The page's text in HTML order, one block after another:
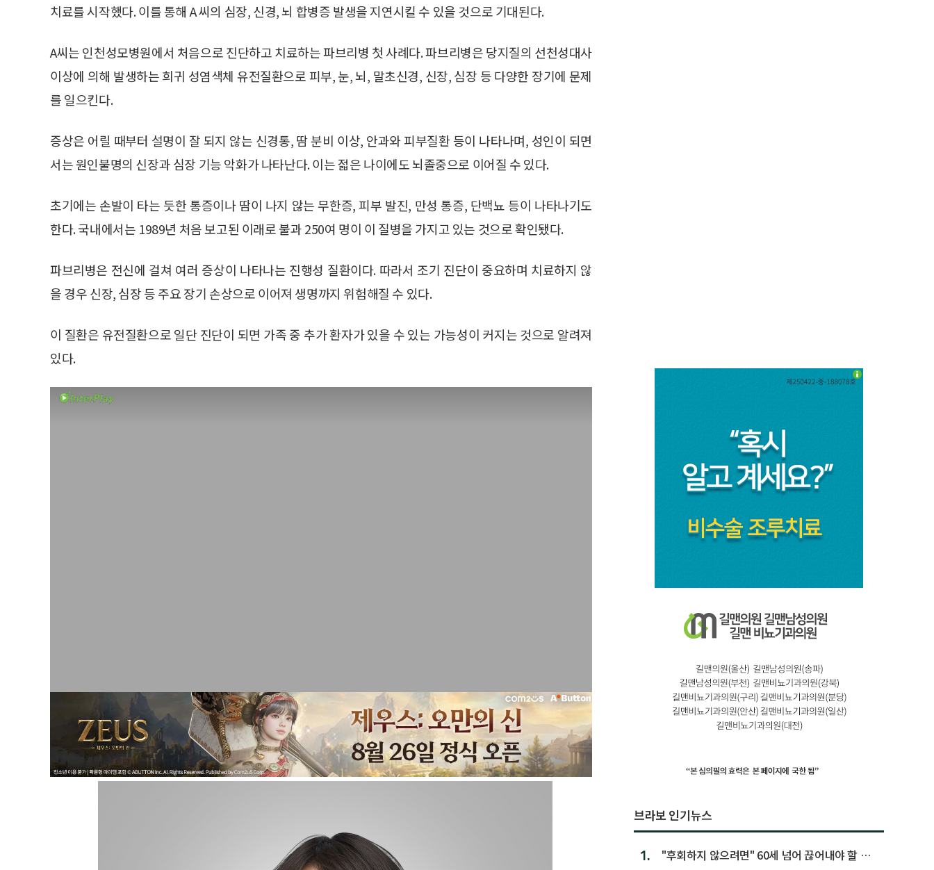
치료를 시작했다. 이를 통해 A 씨의 심장, 신경, 뇌 합병증 발생을 지연시킬 수 있을 것으로 기대된다.
A씨는 인천성모병원에서 처음으로 진단하고 치료하는 파브리병 첫 사례다. 파브리병은 당지질의 선천성대사
이상에 의해 발생하는 희귀 성염색체 유전질환으로 피부, 눈, 뇌, 말초신경, 신장, 심장 등 다양한 장기에 문제
를 일으킨다.
증상은 어릴 때부터 설명이 잘 되지 않는 신경통, 땀 분비 이상, 안과와 피부질환 등이 나타나며, 성인이 되면
서는 원인불명의 신장과 심장 기능 악화가 나타난다. 이는 젋은 나이에도 뇌졸중으로 이어질 수 있다.
초기에는 손발이 타는 듯한 통증이나 땀이 나지 않는 무한증, 피부 발진, 만성 통증, 단백뇨 등이 나타나기도
한다. 국내에서는 1989년 처음 보고된 이래로 불과 250여 명이 이 질병을 가지고 있는 것으로 확인됐다.
파브리병은 전신에 걸쳐 여러 증상이 나타나는 진행성 질환이다. 따라서 조기 진단이 중요하며 치료하지 않
을 경우 신장, 심장 등 주요 장기 손상으로 이어져 생명까지 위험해질 수 있다.
이 질환은 유전질환으로 일단 진단이 되면 가족 중 추가 환자가 있을 수 있는 가능성이 커지는 것으로 알려져
있다.
브라보 인기뉴스
1.
"후회하지 않으려면" 60세 넘어 끊어내야 할 사